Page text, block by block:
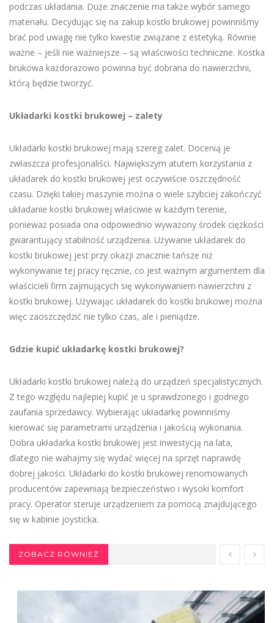
podczas układania. Duże znaczenie ma także wybór samego
materiału. Decydując się na zakup kostki brukowej powinniśmy
brać pod uwagę nie tylko kwestie związane z estetyką. Równie
ważne – jeśli nie ważniejsze – są właściwości techniczne. Kostka
brukowa każdorazowo powinna być dobrana do nawierzchni,
którą będzie tworzyć.
Układarki kostki brukowej – zalety
Układarki kostki brukowej mają szereg zalet. Docenią je
zwłaszcza profesjonaliści. Największym atutem korzystania z
układarek do kostki brukowej jest oczywiście oszczędność
czasu. Dzięki takiej maszynie można o wiele szybciej zakończyć
układanie kostki brukowej właściwie w każdym terenie,
ponieważ posiada ona odpowiednio wyważony środek ciężkości
gwarantujący stabilność urządzenia. Używanie układarek do
kostki brukowej jest przy okazji znacznie tańsze niż
wykonywanie tej pracy ręcznie, co jest ważnym argumentem dla
właścicieli firm zajmujących się wykonywaniem nawierzchni z
kostki brukowej. Używając układarek do kostki brukowej można
więc zaoszczędzić nie tylko czas, ale i pieniądze.
Gdzie kupić układarkę kostki brukowej?
Układarki kostki brukowej należą do urządzeń specjalistycznych.
Z tego względu najlepiej kupić je u sprawdzonego i godnego
zaufania sprzedawcy. Wybierając układarkę powinniśmy
kierować się parametrami urządzenia i jakością wykonania.
Dobra układarka kostki brukowej jest inwestycją na lata,
dlatego nie wahajmy się wydać więcej na sprzęt naprawdę
dobrej jakości. Układarki do kostki brukowej renomowanych
producentów zapewniają bezpieczeństwo i wysoki komfort
pracy. Operator steruje urządzeniem za pomocą znajdującego
się w kabinie joysticka.
ZOBACZ RÓWNIEŻ